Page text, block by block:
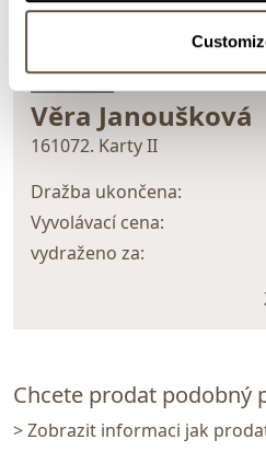
>
Věra Janoušková
161072. Karty II
Dražba ukončena:
Vyvolávací cena:
vydraženo za:
Chcete prodat podobný
> Zobrazit informaci jak